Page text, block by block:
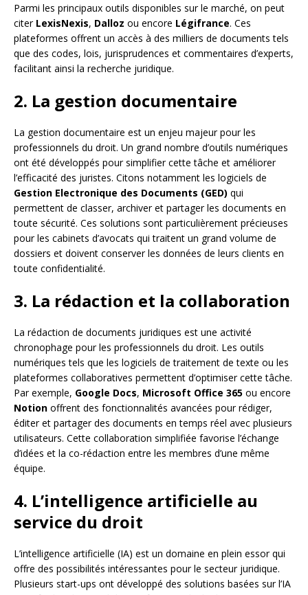
Parmi les principaux outils disponibles sur le marché, on peut
citer LexisNexis, Dalloz ou encore Légifrance. Ces
plateformes offrent un accès à des milliers de documents tels
que des codes, lois, jurisprudences et commentaires d’experts,
facilitant ainsi la recherche juridique.
2. La gestion documentaire
La gestion documentaire est un enjeu majeur pour les
professionnels du droit. Un grand nombre d’outils numériques
ont été développés pour simplifier cette tâche et améliorer
l’efficacité des juristes. Citons notamment les logiciels de
Gestion Electronique des Documents (GED) qui
permettent de classer, archiver et partager les documents en
toute sécurité. Ces solutions sont particulièrement précieuses
pour les cabinets d’avocats qui traitent un grand volume de
dossiers et doivent conserver les données de leurs clients en
toute confidentialité.
3. La rédaction et la collaboration
La rédaction de documents juridiques est une activité
chronophage pour les professionnels du droit. Les outils
numériques tels que les logiciels de traitement de texte ou les
plateformes collaboratives permettent d’optimiser cette tâche.
Par exemple, Google Docs, Microsoft Office 365 ou encore
Notion offrent des fonctionnalités avancées pour rédiger,
éditer et partager des documents en temps réel avec plusieurs
utilisateurs. Cette collaboration simplifiée favorise l’échange
d’idées et la co-rédaction entre les membres d’une même
équipe.
4. L’intelligence artificielle au
service du droit
L’intelligence artificielle (IA) est un domaine en plein essor qui
offre des possibilités intéressantes pour le secteur juridique.
Plusieurs start-ups ont développé des solutions basées sur l’IA